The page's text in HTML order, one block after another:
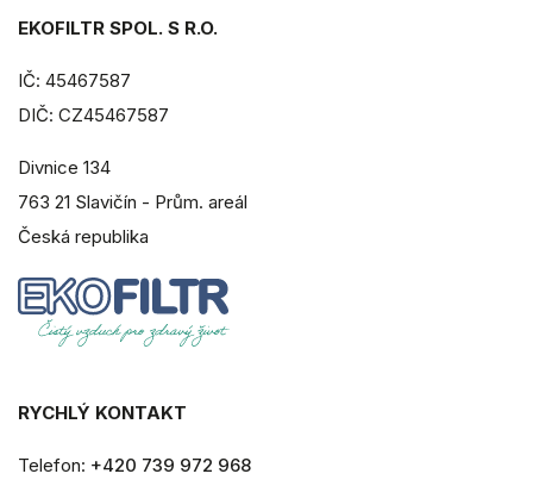
EKOFILTR SPOL. S R.O.
IČ: 45467587
DIČ: CZ45467587
Divnice 134
763 21 Slavičín - Prům. areál
Česká republika
RYCHLÝ KONTAKT
Telefon: +420 739 972 968